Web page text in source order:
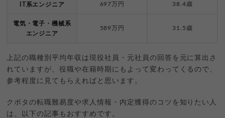
IT系エンジニア 697万円 38.4歳
電気・電子・機械系
エンジニア
589万円 31.5歳
上記の職種別平均年収は現役社員・元社員の回答を元に算出さ
れていますが、役職や在籍時期にもよって変わってくるので、
参考程度に見てもらえればと思います。
クボタの転職難易度や求人情報・内定獲得のコツを知りたい人
は、以下の記事もおすすめです。